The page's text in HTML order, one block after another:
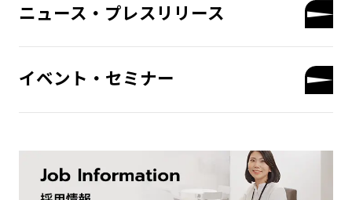
ニュース・プレスリリース
イベント・セミナー